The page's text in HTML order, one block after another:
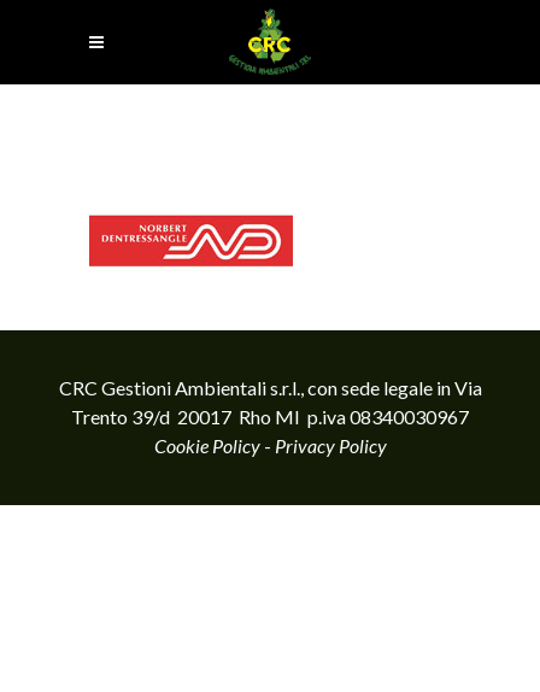
CRC Gestioni Ambientali s.r.l., con sede legale in Via
Trento 39/d 20017 Rho MI p.iva 08340030967
Cookie Policy- Privacy Policy